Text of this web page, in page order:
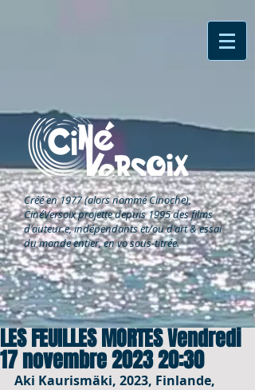
Créé en 1977 (alors nommé Cinoche),
CinéVersoixprojette depuis 1995 des films
d'auteur.e, indépendants et/ou d'art & essai
du monde entier, en vo sous-titrée.
LES FEUILLES MORTES Vendredi
17 novembre 2023 20:30
Aki Kaurismäki, 2023, Finlande,